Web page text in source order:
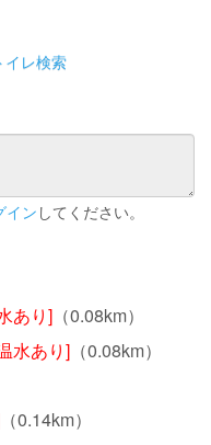
イレ検索
イン してください。
あり] （0.08km）
水あり] （0.08km）
（0.14km）